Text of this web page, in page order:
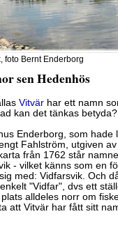
foto Bernt Enderborg
sen Hedenhös
Vitvär har ett namn
kan det tänkas betyda?
Enderborg, som hade
Fahlström, utgiven
från 1762 står
- vilket känns som en
med: Vidfarsvik. Och
"Vidfar", dvs ett
alldeles norr om
att Vitvär har fått sitt